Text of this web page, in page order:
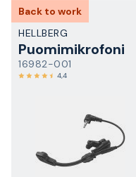
Back to work
HELLBERG
Puomimikrofoni
16982-001
4,4